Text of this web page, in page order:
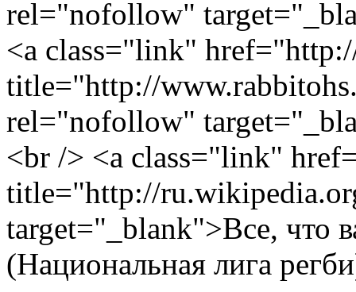
rel="nofollow"
<a class="link"
title="http://
rel="nofollow"
<br /> <a class="link"
title="http://
target="_blank">Все, что
(Национальная лига